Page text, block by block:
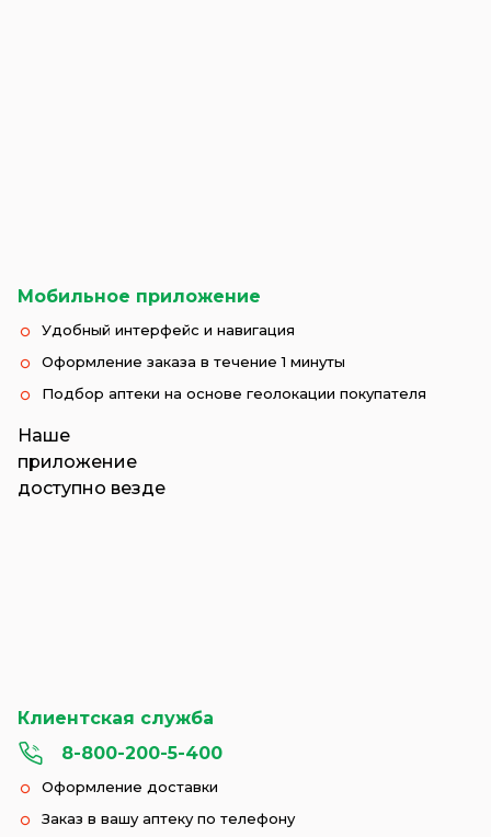
Мобильное приложение
Удобный интерфейс и навигация
Оформление заказа в течение 1 минуты
Подбор аптеки на основе геолокации покупателя
Наше
приложение
доступно везде
Клиентская служба
8-800-200-5-400
Оформление доставки
Заказ в вашу аптеку по телефону